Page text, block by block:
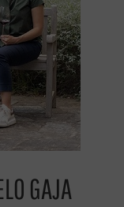
GAJA